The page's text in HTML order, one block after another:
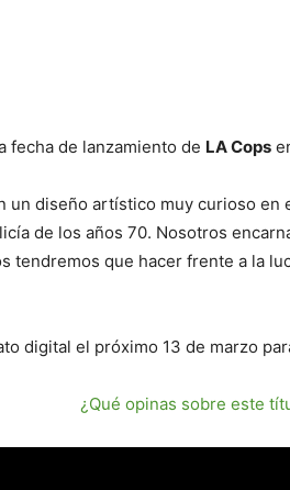
fecha de lanzamiento de LA Cops
un diseño artístico muy curioso en
de los años 70. Nosotros
tendremos que hacer frente a la
digital el próximo 13 de marzo
¿Qué opinas sobre este